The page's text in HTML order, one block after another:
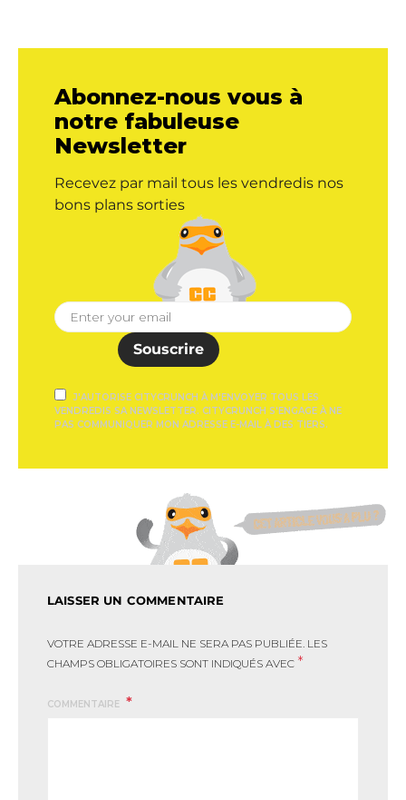
Abonnez-nous vous à
notre fabuleuse
Newsletter
Recevez par mail tous les vendredis nos
bons plans sorties
Souscrire
J'AUTORISE CITYCRUNCH À M'ENVOYER TOUS LES
VENDREDIS SA NEWSLETTER. CITYCRUNCH S'ENGAGE À NE
PAS COMMUNIQUER MON ADRESSE E-MAIL À DES TIERS.
LAISSER UN COMMENTAIRE
VOTRE ADRESSE E-MAIL NE SERA PAS PUBLIÉE. LES
CHAMPS OBLIGATOIRES SONT INDIQUÉS AVEC *
COMMENTAIRE